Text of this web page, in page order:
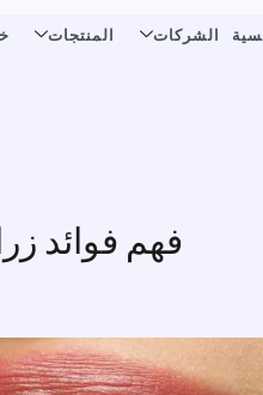
الشركات المنتجات
فهم فوائد